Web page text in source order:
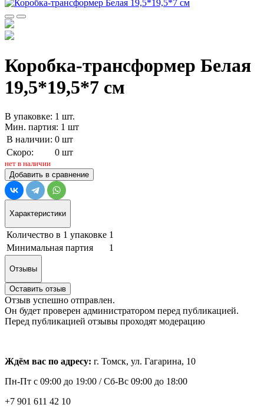
Коробка-трансформер Белая
19,5*19,5*7 см
В упаковке: 1 шт.
Мин. партия: 1 шт
В наличии: 0 шт
Скоро:
0 шт
нет в наличии
Добавить в сравнение
Характеристики
Количество в 1 упаковке 1
Минимальная партия
1
Отзывы
Оставить отзыв
Отзыв успешно отправлен.
Он будет проверен администратором перед публикацией.
Перед публикацией отзывы проходят модерацию
Ждём вас по адресу: г. Томск, ул. Гагарина, 10
Пн-Пт с 09:00 до 19:00 /Сб-Вс 09:00 до 18:00
+7 901 611 42 10